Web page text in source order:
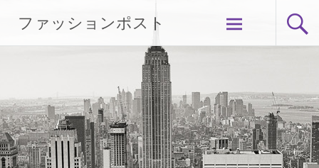
content
ファッションポスト